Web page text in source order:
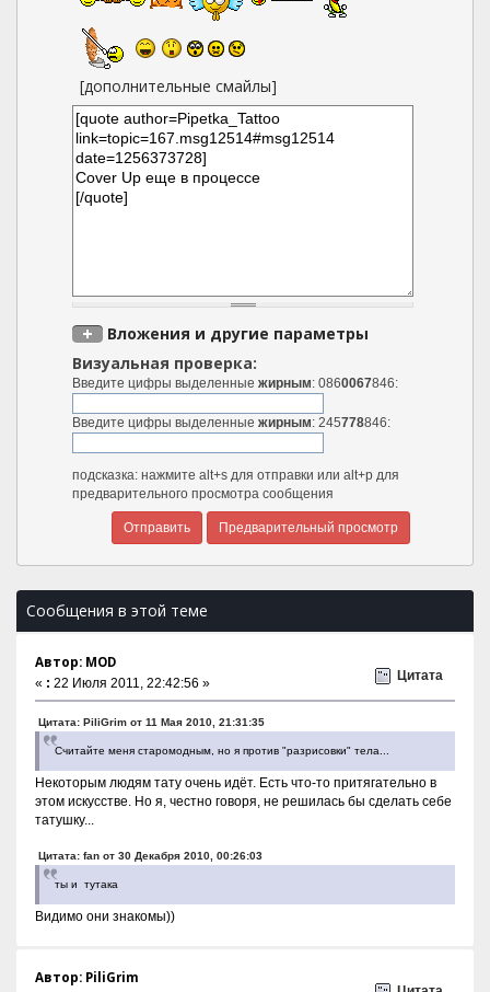
[дополнительные смайлы]
Вложения и другие параметры
Визуальная проверка:
Введите цифры выделенныежирным: 0860067846:
Введите цифры выделенныежирным: 245778846:
подсказка: нажмите alt+s для отправки или alt+p для
предварительного просмотра сообщения
Сообщения в этой теме
Автор: MOD
« : 22 Июля 2011, 22:42:56 »
Цитата
Цитата: PiliGrim от 11 Мая 2010, 21:31:35
Считайте меня старомодным, но я против "разрисовки" тела...
Некоторым людям тату очень идёт. Есть что-то притягательно в
этом искусстве. Но я, честно говоря, не решилась бы сделать себе
татушку...
Цитата: fan от 30 Декабря 2010, 00:26:03
ты и тутака
Видимо они знакомы))
Автор: PiliGrim